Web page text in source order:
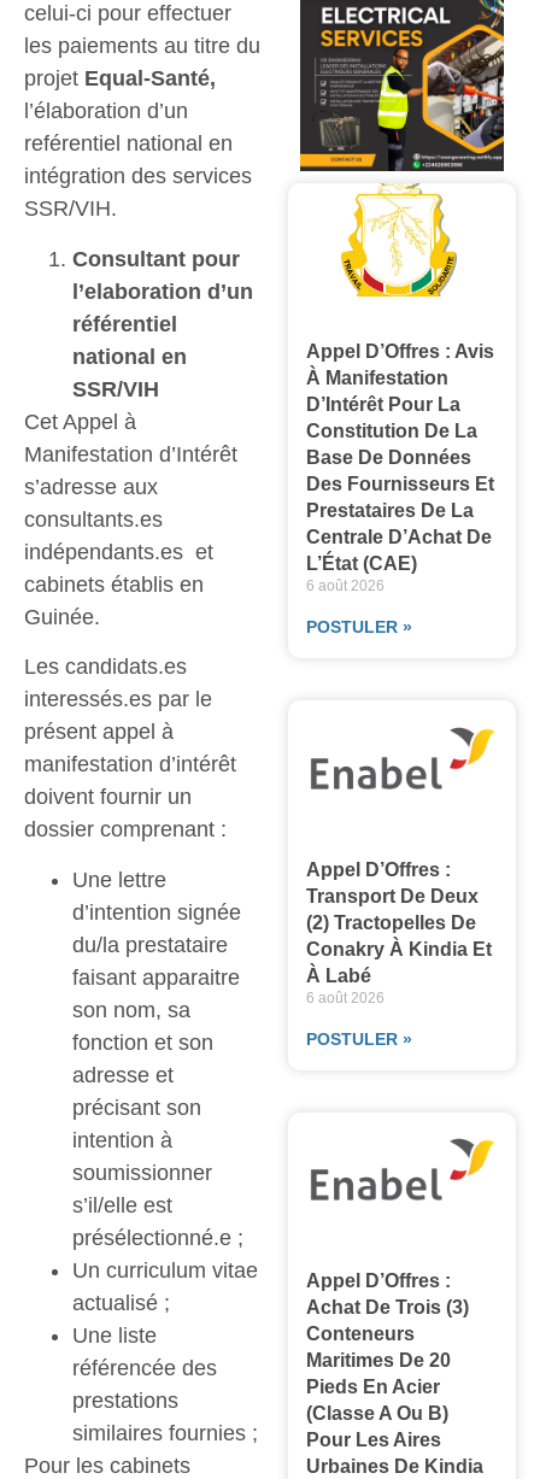
celui-ci pour effectuer
les paiements au titre du
projet Equal-Santé,
l’élaboration d’un
reférentiel national en
intégration des services
SSR/VIH.
Consultant pour
l’elaboration d’un
référentiel
national en
SSR/VIH
Cet Appel à
Manifestation d’Intérêt
s’adresse aux
consultants.es
indépendants.es et
cabinets établis en
Guinée.
Les candidats.es
interessés.es par le
présent appel à
manifestation d’intérêt
doivent fournir un
dossier comprenant :
Une lettre
d’intention signée
du/la prestataire
faisant apparaitre
son nom, sa
fonction et son
adresse et
précisant son
intention à
soumissionner
s’il/elle est
présélectionné.e ;
Un curriculum vitae
actualisé ;
Une liste
référencée des
prestations
similaires fournies ;
Pour les cabinets
Appel D’Offres : Avis
À Manifestation
D’Intérêt Pour La
Constitution De La
Base De Données
Des Fournisseurs Et
Prestataires De La
Centrale D’Achat De
L’État (CAE)
6 août 2026
POSTULER »
Appel D’Offres :
Transport De Deux
(2) Tractopelles De
Conakry À Kindia Et
À Labé
6 août 2026
POSTULER »
Appel D’Offres :
Achat De Trois (3)
Conteneurs
Maritimes De 20
Pieds En Acier
(classe A Ou B)
Pour Les Aires
Urbaines De Kindia